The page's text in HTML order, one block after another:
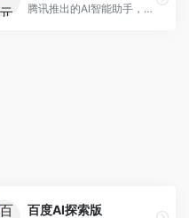
腾讯推出的AI智能助手，整合微信生态和腾讯云服务。面向普通用户和企业客户，支持文档解析、图像理解、联网搜索等功能，与腾讯产品无缝衔接，办公协作便捷。
百度AI探索版